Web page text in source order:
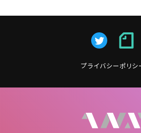
プライバシーポリシ